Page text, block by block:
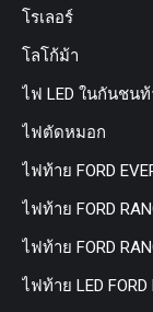
โรเลอร์
โลโก้ม้า
ไฟ LED ในกันชนท้
ไฟตัดหมอก
ไฟท้าย FORD
ไฟท้าย FORD
ไฟท้าย FORD
ไฟท้าย LED FORD